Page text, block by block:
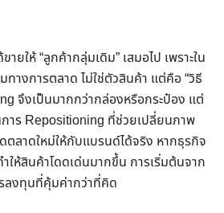
ายให้ “ลูกค้ากลุ่มเดิม” เสมอไป เพราะใน
างการตลาด ไม่ใช่ตัวสินค้า แต่คือ “วิธี
จึงเป็นมากกว่ากล่องหรือกระป๋อง แต่
าร Repositioning ที่ช่วยเปลี่ยนภาพ
ลาดใหม่ให้กับแบรนด์ได้จริง หากธุรกิจ
ห้สินค้าโดดเด่นมากขึ้น การเริ่มต้นจาก
ลงทุนที่คุ้มค่ากว่าที่คิด